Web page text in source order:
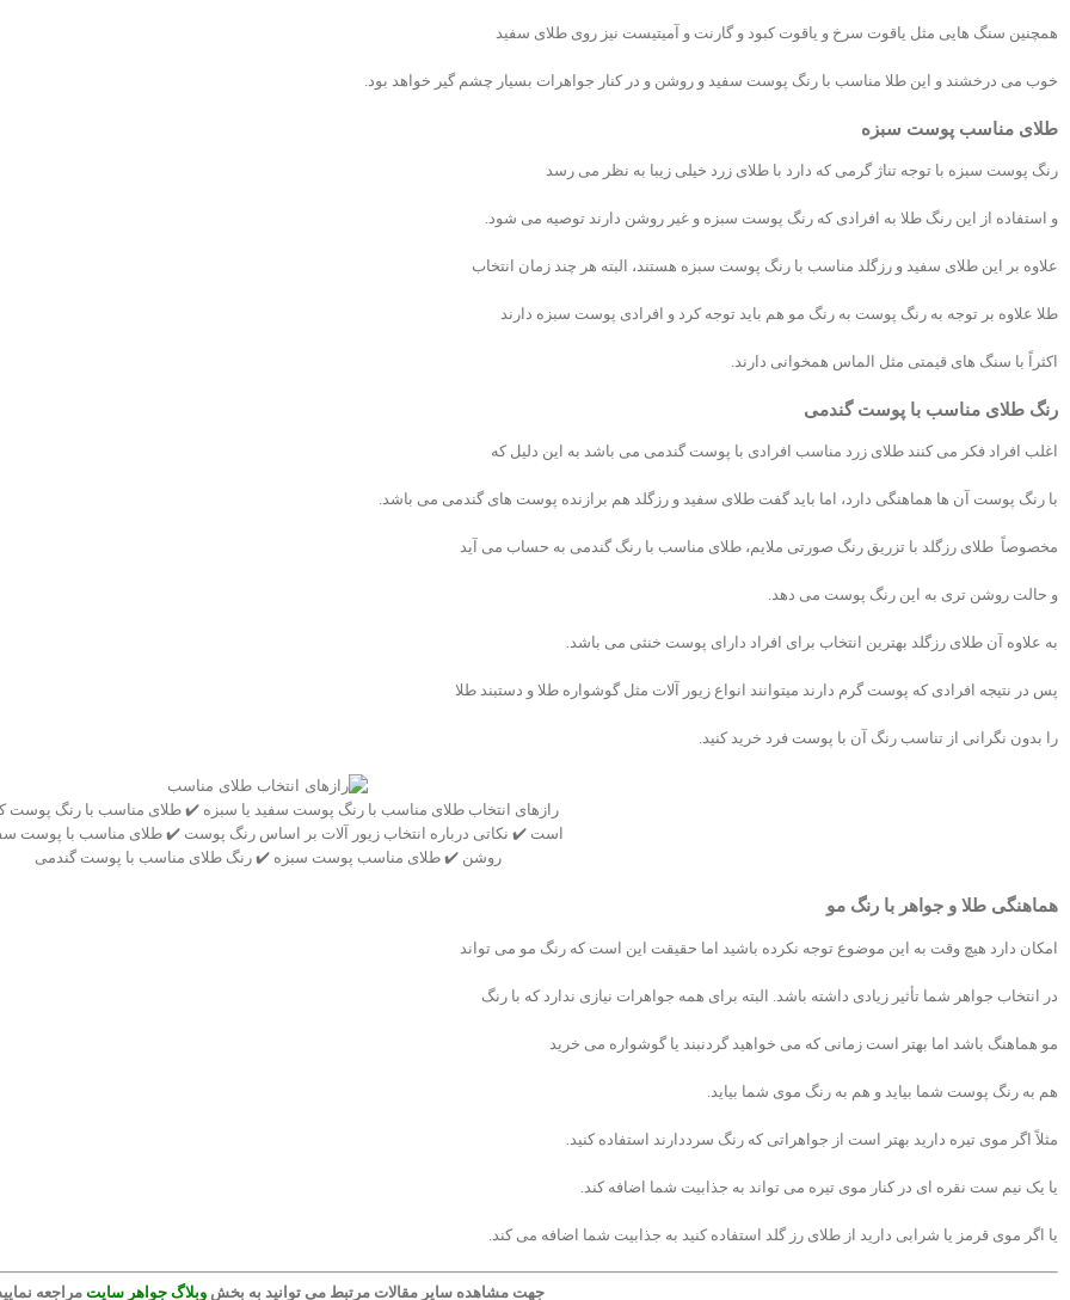
همچنین سنگ هایی مثل یاقوت سرخ و یاقوت کبود و گارنت و آمیتیست نیز روی طلای سفید
خوب می درخشند و این طلا مناسب با رنگ پوست سفید و روشن و در کنار جواهرات بسیار چشم گیر خواهد بود.
طلای مناسب پوست سبزه
رنگ پوست سبزه با توجه تناژ گرمی که دارد با طلای زرد خیلی زیبا به نظر می رسد
و استفاده از این رنگ طلا به افرادی که رنگ پوست سبزه و غیر روشن دارند توصیه می شود.
علاوه بر این طلای سفید و رزگلد مناسب با رنگ پوست سبزه هستند، البته هر چند زمان انتخاب
طلا علاوه بر توجه به رنگ پوست به رنگ مو هم باید توجه کرد و افرادی پوست سبزه دارند
اکثراً با سنگ های قیمتی مثل الماس همخوانی دارند.
رنگ طلای مناسب با پوست گندمی
اغلب افراد فکر می کنند طلای زرد مناسب افرادی با پوست گندمی می باشد به این دلیل که
با رنگ پوست آن ها هماهنگی دارد، اما باید گفت طلای سفید و رزگلد هم برازنده پوست های گندمی می باشد.
مخصوصاً طلای رزگلد با تزریق رنگ صورتی ملایم، طلای مناسب با رنگ گندمی به حساب می آید
و حالت روشن تری به این رنگ پوست می دهد.
به علاوه آن طلای رزگلد بهترین انتخاب برای افراد دارای پوست خنثی می باشد.
پس در نتیجه افرادی که پوست گرم دارند میتوانند انواع زیور آلات مثل گوشواره طلا و دستبند طلا
را بدون نگرانی از تناسب رنگ آن با پوست فرد خرید کنید.
رازهای انتخاب طلای مناسب با رنگ پوست سفید یا سبزه ✔️ طلای مناسب با رنگ پوست
است ✔️ نکاتی درباره انتخاب زیور آلات بر اساس رنگ پوست ✔️ طلای مناسب با پوست
روشن ✔️ طلای مناسب پوست سبزه ✔️ رنگ طلای مناسب با پوست گندمی
هماهنگی طلا و جواهر با رنگ مو
امکان دارد هیچ وقت به این موضوع توجه نکرده باشید اما حقیقت این است که رنگ مو می تواند
در انتخاب جواهر شما تأثیر زیادی داشته باشد. البته برای همه جواهرات نیازی ندارد که با رنگ
مو هماهنگ باشد اما بهتر است زمانی که می خواهید گردنبند یا گوشواره می خرید
هم به رنگ پوست شما بیاید و هم به رنگ موی شما بیاید.
مثلاً اگر موی تیره دارید بهتر است از جواهراتی که رنگ سرددارند استفاده کنید.
یا یک نیم ست نقره ای در کنار موی تیره می تواند به جذابیت شما اضافه کند.
یا اگر موی قرمز یا شرابی دارید از طلای رز گلد استفاده کنید به جذابیت شما اضافه می کند.
جهت مشاهده سایر مقالات مرتبط می توانید به بخشوبلاگ جواهر سایت مراجعه